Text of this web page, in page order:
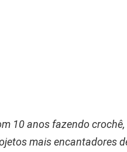
10 anos fazendo
mais encantadores